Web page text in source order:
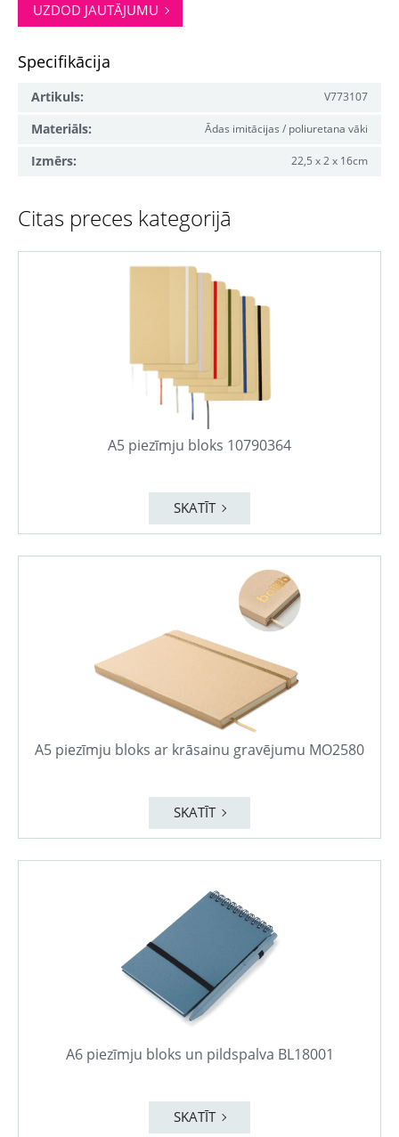
UZDOD JAUTĀJUMU
Specifikācija
Artikuls: V773107
Materiāls: Ādas imitācijas / poliuretana vāki
Izmērs: 22,5 x 2 x 16cm
Citas preces kategorijā
A5 piezīmju bloks 10790364
SKATĪT
A5 piezīmju bloks ar krāsainu gravējumu MO2580
SKATĪT
A6 piezīmju bloks un pildspalva BL18001
SKATĪT